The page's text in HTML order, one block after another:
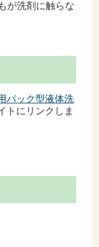
が洗剤に触らな
パック型液体洗
トにリンクしま